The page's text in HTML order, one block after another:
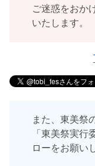
ご迷惑をおか
いたします。
また、東美祭
「東美祭実行
ローをお願い